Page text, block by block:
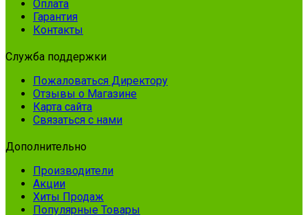
Оплата
Гарантия
Контакты
Служба поддержки
Пожаловаться Директору
Отзывы о Магазине
Карта сайта
Связаться с нами
Дополнительно
Производители
Акции
Хиты Продаж
Популярные Товары